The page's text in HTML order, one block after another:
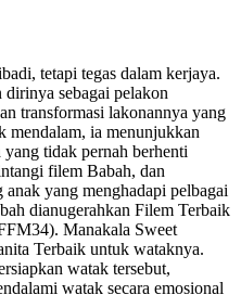
tetapi tegas dalam kerjaya.
sebagai pelakon
transformasi lakonannya yang
mendalam, ia menunjukkan
tidak pernah berhenti
filem Babah, dan
yang menghadapi pelbagai
dianugerahkan Filem Terbaik
Manakala Sweet
Terbaik untuk wataknya.
watak tersebut,
watak secara emosional